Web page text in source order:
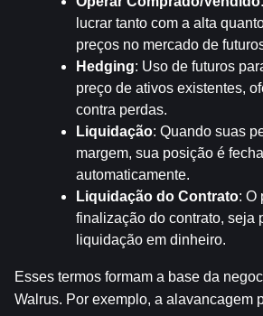
lucrar tanto com a alta
preços no mercado de
Hedging: Uso de futuros
preço de ativos existentes,
contra perdas.
Liquidação: Quando suas
margem, sua posição é
automaticamente.
Liquidação do Contrato: O
finalização do contrato, seja
liquidação em dinheiro.
Esses termos formam a base da
Walrus. Por exemplo, a alavancagem